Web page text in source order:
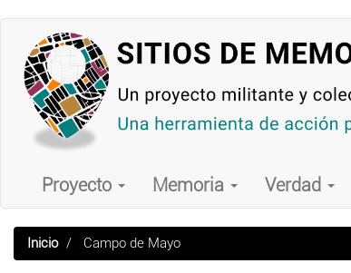
contenido
principal
Main
navigation
Proyecto Memoria Verdad
Inicio Campo de Mayo